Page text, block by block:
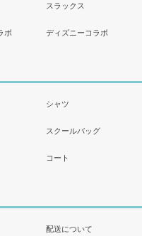
スラックス
ボ ディズニーコラボ
シャツ
スクールバッグ
コート
配送について